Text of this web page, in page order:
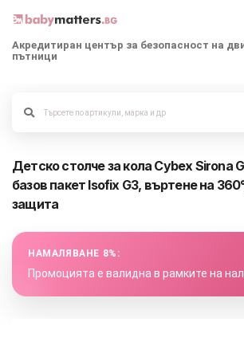
СЕДЛАЧКА ЗА КОЛА
РАЗХОДКА
Акредитиран център за безопасност на
пътници
Детско столче за кола Cybex Sirona
базов пакет Isofix G3, въртене на
защита
НАМАЛЯВАНЕ 8%:
Промоцията е валидна в рамките на